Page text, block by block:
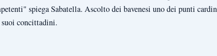
spiega Sabatella. Ascolto dei bavenesi uno dei punti
concittadini.